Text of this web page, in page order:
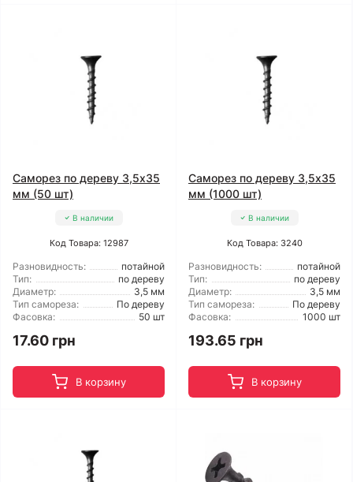
Саморез по дереву 3,5x35
мм (50 шт)
В наличии
Код Товара: 12987
Разновидность:
потайной
Тип:
по дереву
Диаметр:
3,5 мм
Тип самореза:
По дереву
Фасовка:
50 шт
17.60 грн
В корзину
Саморез по дереву 3,5x35
мм (1000 шт)
В наличии
Код Товара: 3240
Разновидность:
потайной
Тип:
по дереву
Диаметр:
3,5 мм
Тип самореза:
По дереву
Фасовка:
1000 шт
193.65 грн
В корзину